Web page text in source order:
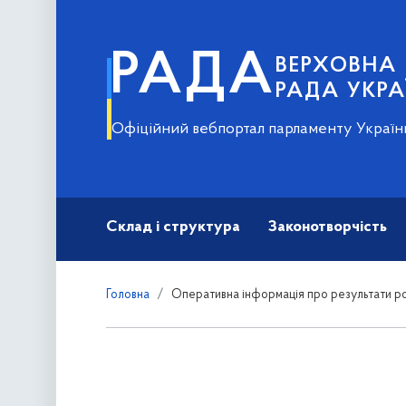
РАДА ВЕРХОВНА
РАДА
Офіційний вебпортал парламенту
Склад і структура Законотворчість
Головна Оперативна інформація про результати